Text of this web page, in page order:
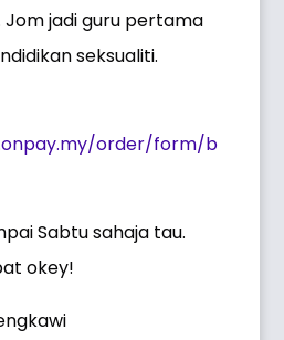
jadi guru pertama
seksualiti.
order/form/b
Sabtu sahaja tau.
okey!